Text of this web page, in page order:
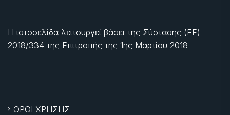
Η ιστοσελίδα λειτουργεί βάσει της Σύστασης (ΕΕ)
2018/334 της Επιτροπής της 1ης Μαρτίου 2018
ΟΡΟΙ ΧΡΗΣΗΣ